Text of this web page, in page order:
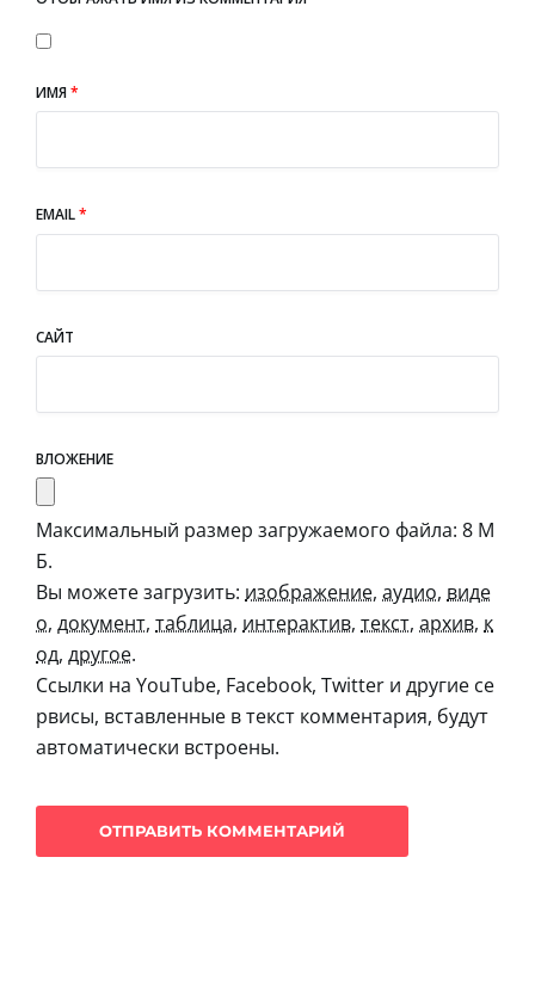
ИМЯ*
EMAIL*
САЙТ
ВЛОЖЕНИЕ
Максимальный размер загружаемого файла: 8 М
Б.
Вы можете загрузить: изображение, аудио, виде
о, документ, таблица, интерактив, текст, архив, к
од, другое.
Ссылки на YouTube, Facebook, Twitter и другие се
рвисы, вставленные в текст комментария, будут
автоматически встроены.